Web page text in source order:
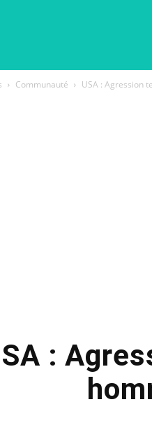
Communauté USA : Agression
: